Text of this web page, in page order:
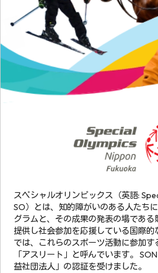
スペシャルオリンピックス（英語:
SO）とは、知的障がいのある人たち
グラムと、その成果の発表の場であ
提供し社会参加を応援している国際的
では、これらのスポーツ活動に参加
「アスリート」と呼んでいます。
益社団法人」の認証を受けました。